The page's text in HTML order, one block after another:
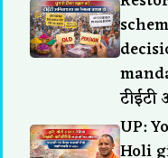
टीईटी
UP:
Holi